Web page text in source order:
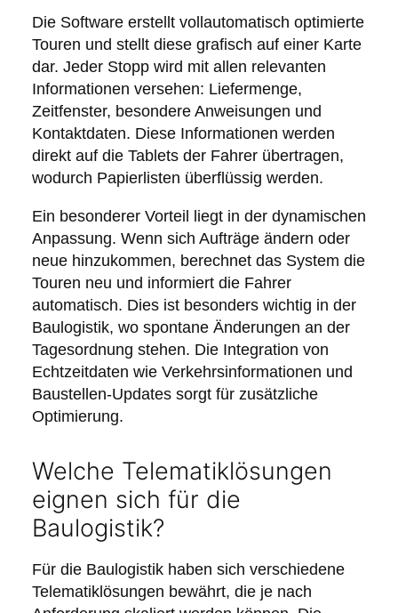
Die Software erstellt vollautomatisch optimierte
Touren und stellt diese grafisch auf einer Karte
dar. Jeder Stopp wird mit allen relevanten
Informationen versehen: Liefermenge,
Zeitfenster, besondere Anweisungen und
Kontaktdaten. Diese Informationen werden
direkt auf die Tablets der Fahrer übertragen,
wodurch Papierlisten überflüssig werden.
Ein besonderer Vorteil liegt in der dynamischen
Anpassung. Wenn sich Aufträge ändern oder
neue hinzukommen, berechnet das System die
Touren neu und informiert die Fahrer
automatisch. Dies ist besonders wichtig in der
Baulogistik, wo spontane Änderungen an der
Tagesordnung stehen. Die Integration von
Echtzeitdaten wie Verkehrsinformationen und
Baustellen-Updates sorgt für zusätzliche
Optimierung.
Welche Telematiklösungen
eignen sich für die
Baulogistik?
Für die Baulogistik haben sich verschiedene
Telematiklösungen bewährt, die je nach